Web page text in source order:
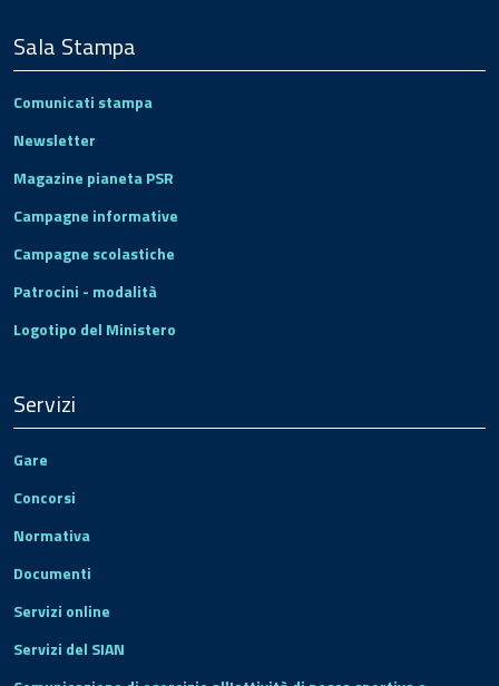
Sala Stampa
Comunicati stampa
Newsletter
Magazine pianeta PSR
Campagne informative
Campagne scolastiche
Patrocini - modalità
Logotipo del Ministero
Servizi
Gare
Concorsi
Normativa
Documenti
Servizi online
Servizi del SIAN